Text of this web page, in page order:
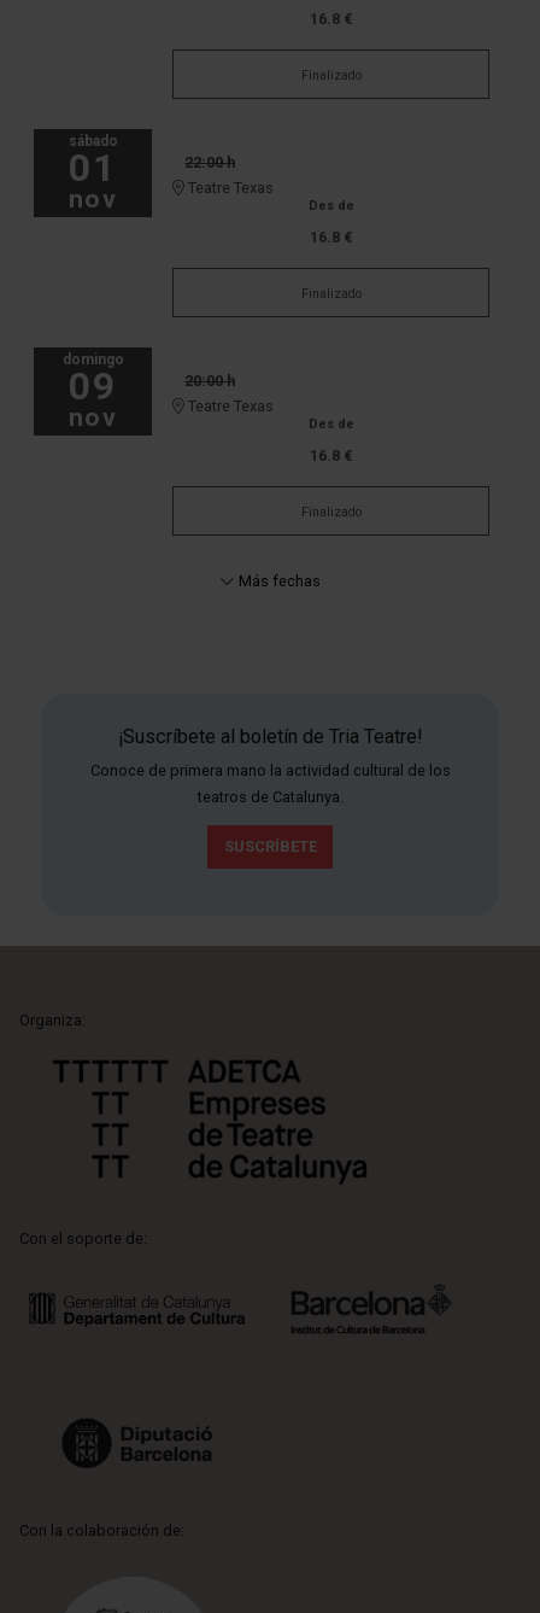
16.8 €
Finalizado
sábado
01
nov
22:00 h
Teatre Texas
Des de
16.8 €
Finalizado
domingo
09
nov
20:00 h
Teatre Texas
Des de
16.8 €
Finalizado
Más fechas
¡Suscríbete al boletín de Tria Teatre!
Conoce de primera mano la actividad cultural de los
teatros de Catalunya.
SUSCRÍBETE
Organiza:
Con el soporte de:
Con la colaboración de: